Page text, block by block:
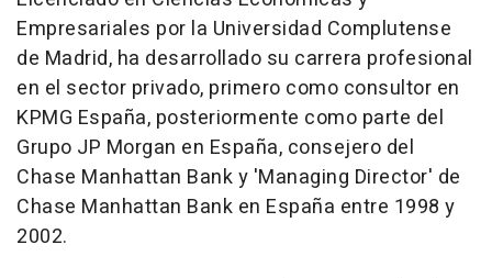
Empresariales por la Universidad Complutense
de Madrid, ha desarrollado su carrera profesional
en el sector privado, primero como consultor en
KPMG España, posteriormente como parte del
Grupo JP Morgan en España, consejero del
Chase Manhattan Bank y 'Managing Director' de
Chase Manhattan Bank en España entre 1998 y
2002.